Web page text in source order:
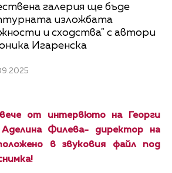
галерия ще бъде
изложбата
и сходства" с автори
Игаренска
от интервюто на Георги
Филева- директор на
в звуковия файл под